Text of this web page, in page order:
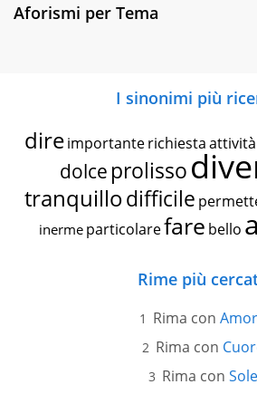
Aforismi per Tema
I sinonimi più
dire importante richiestaattività
dolce prolisso
tranquillodifficile
inerme particolarefare bello
Rime più
Rima con
Rima con
Rima con Sole